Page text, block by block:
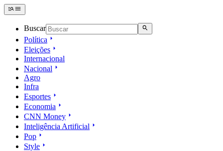
Buscar
Política
Eleições
Internacional
Nacional
Agro
Infra
Esportes
Economia
CNN Money
Inteligência Artificial
Pop
Style